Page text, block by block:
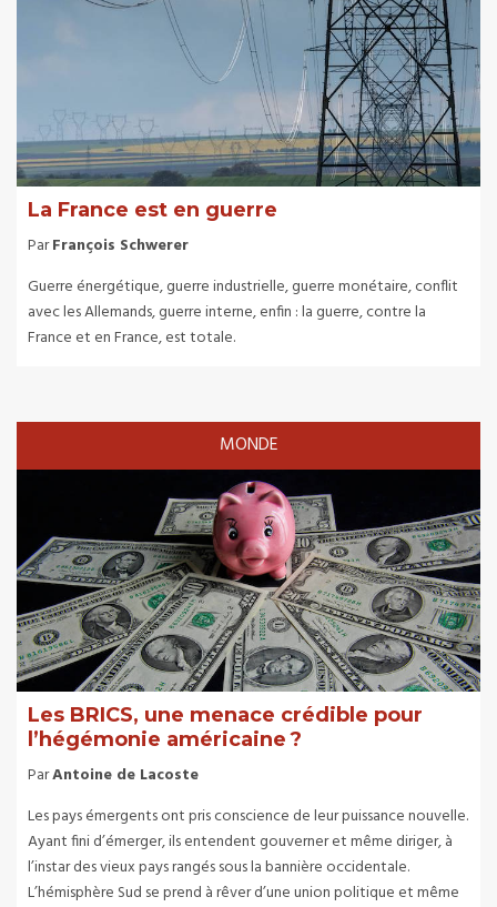
La France est en guerre
ParFrançois Schwerer
Guerre énergétique, guerre industrielle, guerre monétaire, conflit
avec les Allemands, guerre interne, enfin : la guerre, contre la
France et en France, est totale.
MONDE
Les BRICS, une menace crédible pour
l’hégémonie américaine ?
ParAntoine de Lacoste
Les pays émergents ont pris conscience de leur puissance nouvelle.
Ayant fini d’émerger, ils entendent gouverner et même diriger, à
l’instar des vieux pays rangés sous la bannière occidentale.
L’hémisphère Sud se prend à rêver d’une union politique et même